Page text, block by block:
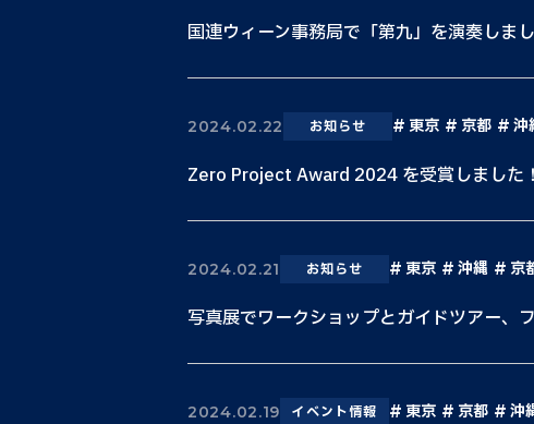
国連ウィーン事務局で「第九」を演奏しま
2024.02.22 お知らせ 東京 京都 沖
Zero Project Award 2024 を受賞しました！
2024.02.21 お知らせ 東京 沖縄 京
写真展でワークショップとガイドツアー、
2024.02.19 イベント情報 東京 京都 沖